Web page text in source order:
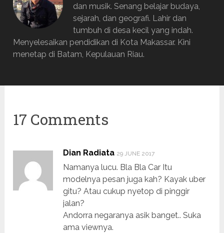
dan musik. Senang belajar budaya,
sejarah, dan geografi. Lahir dan
tumbuh di desa kecil yang indah.
Menyelesaikan pendidikan di Kota Makassar. Kini
menetap di Batam, Kepulauan Riau.
17 Comments
Dian Radiata 29 JUNE 2017
Namanya lucu. Bla Bla Car Itu
modelnya pesan juga kah? Kayak uber
gitu? Atau cukup nyetop di pinggir
jalan?
Andorra negaranya asik banget.. Suka
ama viewnya.